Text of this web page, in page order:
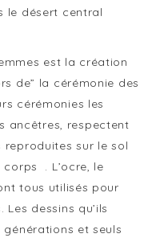
le désert central
est la création
de” la cérémonie des
cérémonies les
ancêtres, respectent
reproduites sur le sol
. L’ocre, le
tous utilisés pour
dessins qu’ils
et seuls